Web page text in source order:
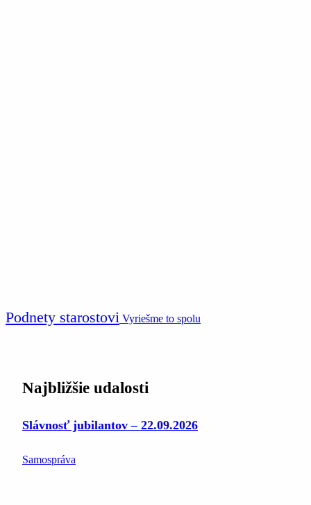
Podnety starostovi Vyriešme to spolu
Najbližšie udalosti
Slávnosť jubilantov – 22.09.2026
Samospráva